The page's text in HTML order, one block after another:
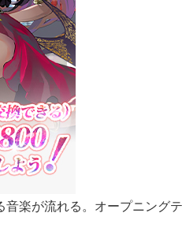
楽が流れる。オープニング